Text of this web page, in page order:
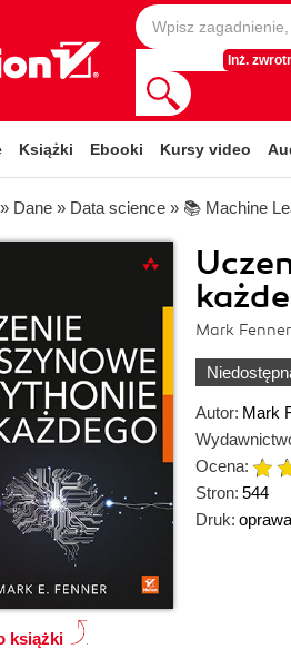
Inż.
Książki Ebooki Kursy video
» Dane » Data science » 📚 Machine
Mark Fenner
książki
Autor: Mark
Ocena:
Stron: 544
Druk: